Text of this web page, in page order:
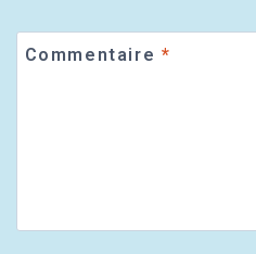
Commentaire *